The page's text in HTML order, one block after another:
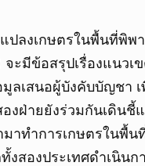
ปลงเกษตรในพื้นที่พิพ
มีข้อสรุปเรื่องแนวเ
ลเสนอผู้บังคับบัญชา
งฝ่ายยังร่วมกันเดินชี้
มาทำการเกษตรในพื้
สองประเทศดำเนิน